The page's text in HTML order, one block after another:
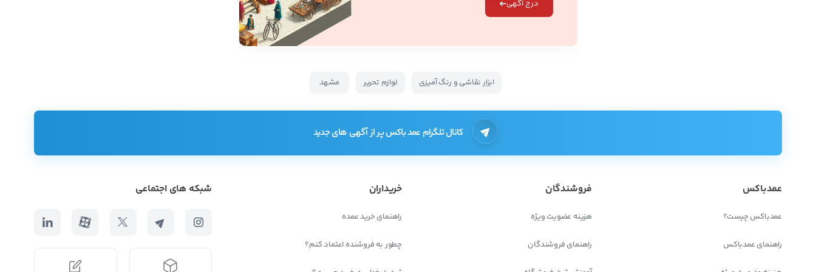
درج آگهی
ابزار نقاشی و رنگ آمیزی لوازم تحریر مشهد
کانال تلگرام عمد باکس پر از آگهی های جدید
عمدباکس
عمدباکس چیست؟
راهنمای عمدباکس
فروشندگان
هزینه عضویت ویژه
راهنمای فروشندگان
خریداران
راهنمای خرید عمده
چطور به فروشنده اعتماد کنم؟
شبکه های اجتماعی